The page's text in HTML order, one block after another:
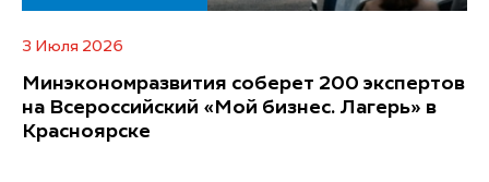
3 Июля 2026
Минэкономразвития соберет 200 экспертов
на Всероссийский «Мой бизнес. Лагерь» в
Красноярске